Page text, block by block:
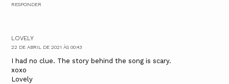
RESPONDER
LOVELY
22 DE ABRIL DE 2021 ÀS 00:43
I had no clue. The story behind the song is scary.
xoxo
Lovely